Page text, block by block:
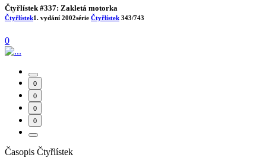
Čtyřlístek #337: Zakletá motorka
Čtyřlístek1. vydání 2002série Čtyřlístek 343/743
0
0
0
0
0
Časopis Čtyřlístek